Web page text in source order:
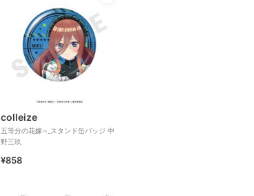
colleize
五等分の花嫁∽_スタンド缶バッジ 中
野三玖
¥858